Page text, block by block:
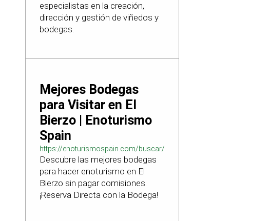
especialistas en la creación,
dirección y gestión de viñedos y
bodegas.
Mejores Bodegas
para Visitar en El
Bierzo | Enoturismo
Spain
https://enoturismospain.com/buscar/ciudad-
visitar-bodegas-en-leon
Descubre las mejores bodegas
para hacer enoturismo en El
Bierzo sin pagar comisiones.
¡Reserva Directa con la Bodega!